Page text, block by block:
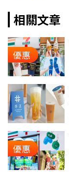
相關文章
優惠
優惠